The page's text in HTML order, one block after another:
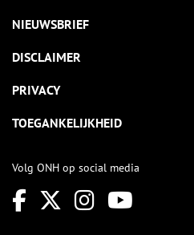
NIEUWSBRIEF
DISCLAIMER
PRIVACY
TOEGANKELIJKHEID
Volg ONH op social media